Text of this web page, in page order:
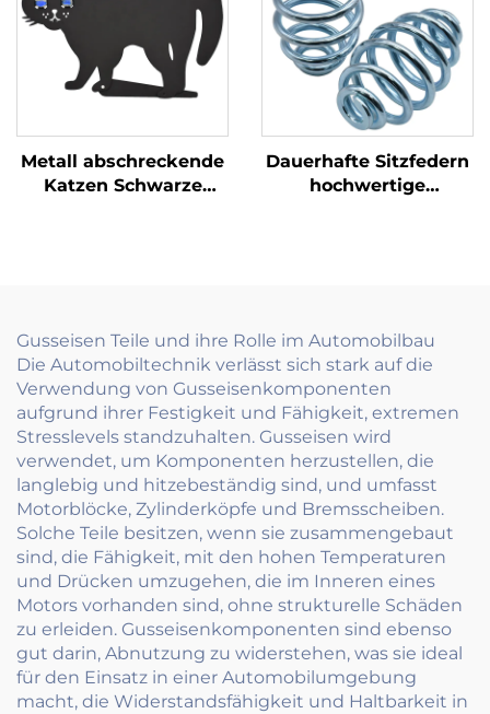
Metall abschreckende
Katzen Schwarze
Dauerhafte Sitzfedern
hochwertige
Gusseisen Teile und ihre Rolle im Automobilbau
Die Automobiltechnik verlässt sich stark auf die
Verwendung von Gusseisenkomponenten
aufgrund ihrer Festigkeit und Fähigkeit, extremen
Stresslevels standzuhalten. Gusseisen wird
verwendet, um Komponenten herzustellen, die
langlebig und hitzebeständig sind, und umfasst
Motorblöcke, Zylinderköpfe und Bremsscheiben.
Solche Teile besitzen, wenn sie zusammengebaut
sind, die Fähigkeit, mit den hohen Temperaturen
und Drücken umzugehen, die im Inneren eines
Motors vorhanden sind, ohne strukturelle Schäden
zu erleiden. Gusseisenkomponenten sind ebenso
gut darin, Abnutzung zu widerstehen, was sie ideal
für den Einsatz in einer Automobilumgebung
macht, die Widerstandsfähigkeit und Haltbarkeit in